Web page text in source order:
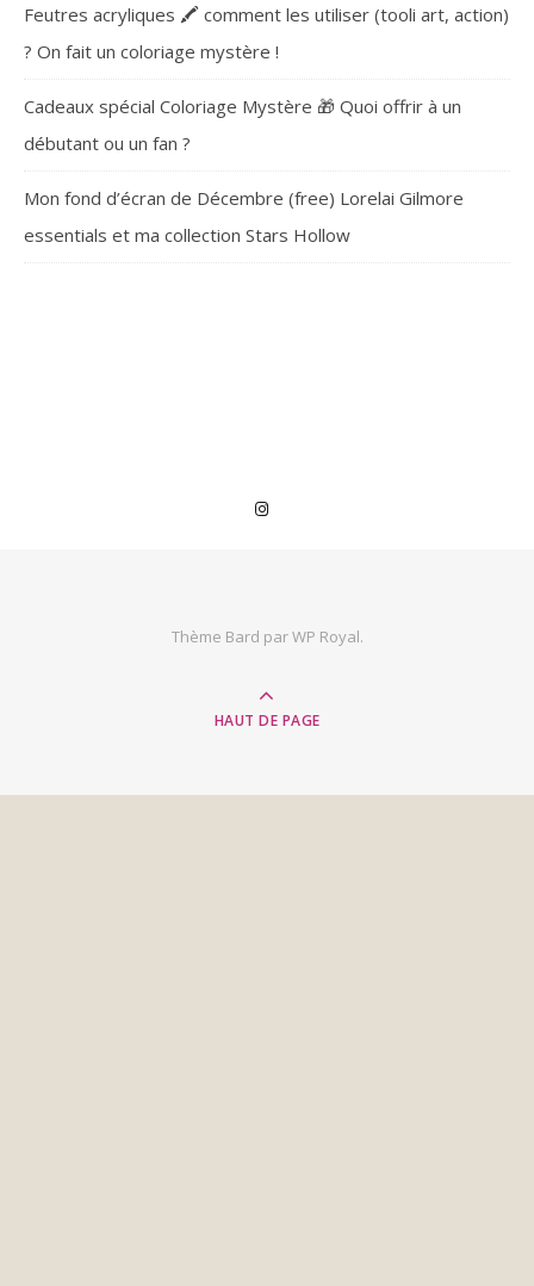
Feutres acryliques 🖍️ comment les utiliser (tooli art, action)
? On fait un coloriage mystère !
Cadeaux spécial Coloriage Mystère 🎁 Quoi offrir à un
débutant ou un fan ?
Mon fond d’écran de Décembre (free) Lorelai Gilmore
essentials et ma collection Stars Hollow
Thème Bard parWP Royal.
HAUT DE PAGE